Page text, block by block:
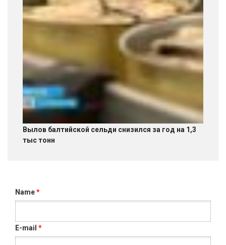
Вылов балтийской сельди снизился за год на 1,3
тыс тонн
Name*
E-mail *